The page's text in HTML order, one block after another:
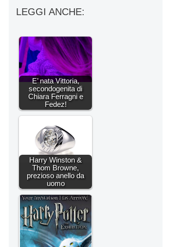
LEGGI ANCHE:
E’ nata Vittoria,
secondogenita di
Chiara Ferragni e
Fedez!
Harry Winston &
Thom Browne,
prezioso anello da
uomo